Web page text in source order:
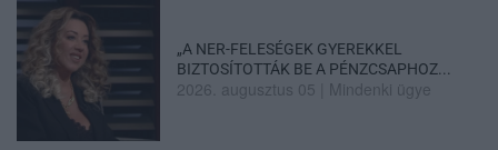
„A NER-FELESÉGEK GYEREKKEL
BIZTOSÍTOTTÁK BE A PÉNZCSAPHOZ...
2026. augusztus 05 Mindenki ügye